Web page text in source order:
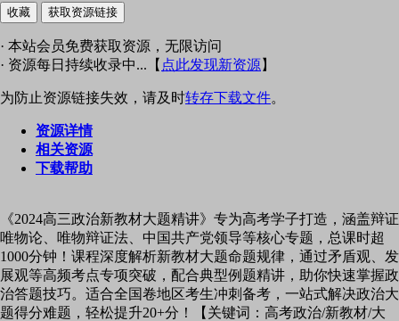
收藏 获取资源链接
· 本站会员免费获取资源，无限访问
· 资源每日持续收录中...【 点此发现新资源】
为防止资源链接失效，请及时转存下载文件。
资源详情
相关资源
下载帮助
《2024高三政治新教材大题精讲》专为高考学子打造，涵盖辩证
唯物论、唯物辩证法、中国共产党领导等核心专题，总课时超
1000分钟！课程深度解析新教材大题命题规律，通过矛盾观、发
展观等高频考点专项突破，配合典型例题精讲，助你快速掌握政
治答题技巧。适合全国卷地区考生冲刺备考，一站式解决政治大
题得分难题，轻松提升20+分！【关键词：高考政治/新教材/大